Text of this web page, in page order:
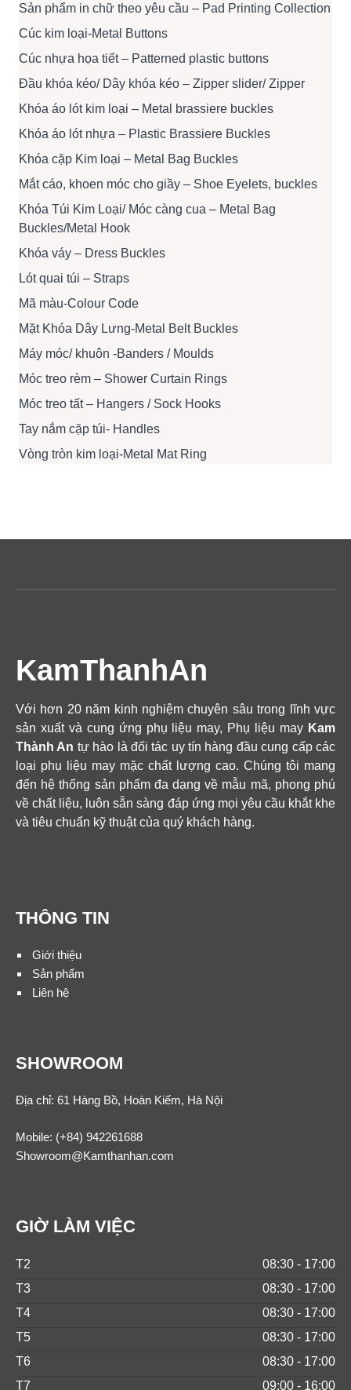
Sản phẩm in chữ theo yêu cầu – Pad Printing Collection
Cúc kim loại-Metal Buttons
Cúc nhựa họa tiết – Patterned plastic buttons
Đầu khóa kéo/ Dây khóa kéo – Zipper slider/ Zipper
Khóa áo lót kim loại – Metal brassiere buckles
Khóa áo lót nhựa – Plastic Brassiere Buckles
Khóa cặp Kim loại – Metal Bag Buckles
Mắt cáo, khoen móc cho giầy – Shoe Eyelets, buckles
Khóa Túi Kim Loại/ Móc càng cua – Metal Bag
Buckles/Metal Hook
Khóa váy – Dress Buckles
Lót quai túi – Straps
Mã màu-Colour Code
Mặt Khóa Dây Lưng-Metal Belt Buckles
Máy móc/ khuôn -Banders / Moulds
Móc treo rèm – Shower Curtain Rings
Móc treo tất – Hangers / Sock Hooks
Tay nắm cặp túi- Handles
Vòng tròn kim loại-Metal Mat Ring
KamThanhAn
Với hơn 20 năm kinh nghiệm chuyên sâu trong lĩnh vực
sản xuất và cung ứng phụ liệu may, Phụ liệu may Kam
Thành An tự hào là đối tác uy tín hàng đầu cung cấp các
loại phụ liệu may mặc chất lượng cao. Chúng tôi mang
đến hệ thống sản phẩm đa dạng về mẫu mã, phong phú
về chất liệu, luôn sẵn sàng đáp ứng mọi yêu cầu khắt khe
và tiêu chuẩn kỹ thuật của quý khách hàng.
THÔNG TIN
Giới thiệu
Sản phẩm
Liên hệ
SHOWROOM
Địa chỉ: 61 Hàng Bồ, Hoàn Kiếm, Hà Nội
Mobile: (+84) 942261688
Showroom@Kamthanhan.com
GIỜ LÀM VIỆC
T2
08:30 - 17:00
T3
08:30 - 17:00
T4
08:30 - 17:00
T5
08:30 - 17:00
T6
08:30 - 17:00
T7
09:00 - 16:00